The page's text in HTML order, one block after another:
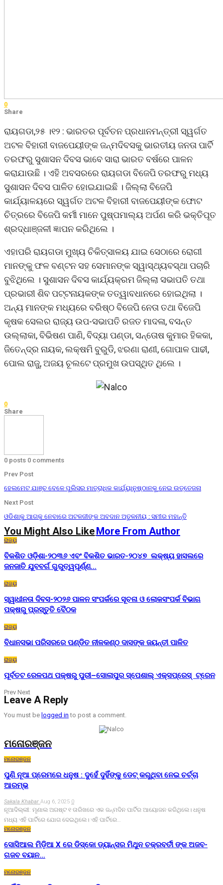
0
Share
ରାୟଗଡା,୨୫ ।୧୨ : ଭାରତର ପୂର୍ବତନ ପ୍ରଧାନମନ୍ତ୍ରୀ ସ୍ୱର୍ଗତ
ଅଟଳ ବିହାରୀ ବାଜପେୟୀଙ୍କ ଜନ୍ମଦିବସକୁ ଭାରତୀୟ ଜନତା ପାର୍ଟି
ତରଫରୁ ସୁଶାସନ ଦିବସ ଭାବେ ସାରା ଭାରତ ବର୍ଷରେ ପାଳନ
କରାଯାଉଛି । ଏହି ଅବସରରେ ରାୟଗଡା ବିଜେପି ତରଫରୁ ମଧ୍ୟ
ସୁଶାସନ ଦିବସ ପାଳିତ ହୋଇଯାଇଛି । ଜିଲ୍ଲା ବିଜେପି
କାର୍ଯ୍ୟାଳୟରେ ସ୍ୱର୍ଗତ ଅଟଳ ବିହାରୀ ବାଜପେୟୀଙ୍କ ଫୋଟ
ଚିତ୍ରରେ ବିଜେପି କର୍ମୀ ମାନେ ପୁଷ୍ପମାଲ୍ୟ ଅର୍ପଣ କରି ଭକ୍ତିପୂତ
ଶ୍ରଦ୍ଧାଞ୍ଜଳୀ ଜ୍ଞାପନ କରିଥିଲେ ।
ଏହାପରି ରାୟଗଡା ମୁଖ୍ୟ ଚିକିତ୍ସାଳୟ ଯାଇ ସେଠାରେ ରୋଗୀ
ମାନଙ୍କୁ ଫଳ ବଣ୍ଟନ ସହ ସେମାନଙ୍କ ସ୍ୱାସ୍ଥ୍ୟବସ୍ଥା ପଚାରି
ବୁଝିଥିଲେ । ସୁଶାସନ ଦିବସ କାର୍ଯ୍ୟକ୍ରମ ଜିଲ୍ଲା ସଭାପତି ତଥା
ପ୍ରଭାରୀ ଶିବ ପଟ୍ଟନାୟକଙ୍କ ତତ୍ୱାବଧାନରେ ହୋଇଥିଲା ।
ଅନ୍ୟ ମାନଙ୍କ ମଧ୍ୟରେ ବରିଷ୍ଠ ବିଜେପି ନେତା ତଥା ବିଜେପି
କୃଷକ ସେଲର ରାଜ୍ୟ ଉପ-ସଭାପତି ରଜତ ମାଦଳା, ବସନ୍ତ
ଉଲ୍ଲାକା, ବିଭିଷଣ ପାଣି, ବିଦ୍ୟା ପଣ୍ଡା, ସନ୍ତୋଷ କୁମାର ହିକକା,
ଜିତେନ୍ଦ୍ର ନାୟକ, ଲକ୍ଷମି ବୁରୁଡି, ଝରଣା ରାଣୀ, ଗୋପାଳ ପାଢୀ,
ପୋଲ ରାଜୁ, ଅଜୟ ଚୂଲଟେ ପ୍ରମୁଖ ଉପସ୍ଥିତ ଥିଲେ ।
0
Share
0 posts 0 comments
Prev Post
ହେଲମେଟ ଯାଞ୍ଚ ବେଳେ ପୁଲିସର ମାତ୍ରାଧିକ କାର୍ଯ୍ୟାନୁଷ୍ଠାନକୁ ନେଇ ଉତ୍ତେଜନା
Next Post
ଓଡିଶାକୁ ଆଗକୁ ନେବାରେ ଅଟଳଜୀଙ୍କ ଅବଦାନ ଅତୁଳନୀୟ : ସମୀର ମହାନ୍ତି
You Might Also Like More From Author
ରାଜ୍ୟ
ବିକଶିତ ଓଡ଼ିଶା-୨୦୩୬ ଏବଂ ବିକଶିତ ଭାରତ-୨୦୪୭ ଲକ୍ଷ୍ୟ ହାସଲରେ
ଜନଜାତି ଯୁବବର୍ଗ ଗୁରୁତ୍ୱପୂର୍ଣ୍ଣ…
ରାଜ୍ୟ
ସ୍ୱାଧୀନତା ଦିବସ-୨୦୨୬ ପାଳନ ସଂପର୍କରେ ସୂଚନା ଓ ଲୋକସଂପର୍କ ବିଭାଗ
ପକ୍ଷରୁ ପ୍ରସ୍ତୁତି ବୈଠକ
ରାଜ୍ୟ
ବିଧାନସଭା ପରିସରରେ ପଣ୍ଡିତ ନୀଳକଣ୍ଠ ଦାସଙ୍କ ଜୟନ୍ତୀ ପାଳିତ
ରାଜ୍ୟ
ପୂର୍ବତଟ ରେଳପଥ ପକ୍ଷରୁ ପୁରୀ–ସୋଲାପୁର ସ୍ପେଶାଲ୍ ଏକ୍ସପ୍ରେସ୍ ଟ୍ରେନ
Prev Next
Leave A Reply
You must be logged in to post a comment.
ମନୋରଞ୍ଜନ
ମନୋରଞ୍ଜନ
ପୁଣି ନୂଆ ପ୍ରେମରେ ଧନୁଷ : ଦୁହେଁ ଦୁହିଁଙ୍କୁ ଡେଟ୍ କରୁଥିବା ନେଇ ଚର୍ଚ୍ଚା
ଆରମ୍ଭ
Sakala Khabar Aug 6, 2025 0
ନୂଆଦିଲ୍ଲୀ: ମୃଣାଲ ଅଗଷ୍ଟ ୧ ତାରିଖରେ ଏକ ଜନ୍ମଦିନ ପାର୍ଟିର ଆୟୋଜନ କରିଥିଲେ। ଧନୁଷ
ମଧ୍ୟ ଏହି ପାର୍ଟିରେ ଯୋଗ ଦେଇଥିଲେ। ଏହି ପାର୍ଟିରେ…
ମନୋରଞ୍ଜନ
ସୋସିଆଲ ମିଡ଼ିଆ X ରେ ଡିସ୍କୋ ଡ୍ୟାନ୍ସର ମିଥୁନ ଚକ୍ରବର୍ତୀ ଙ୍କ ଅଜବ-
ଗଜବ ବୟାନ…
ମନୋରଞ୍ଜନ